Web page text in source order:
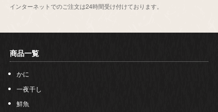
インターネットでのご注文は24時間受け付けております。
商品一覧
かに
一夜干し
鮮魚